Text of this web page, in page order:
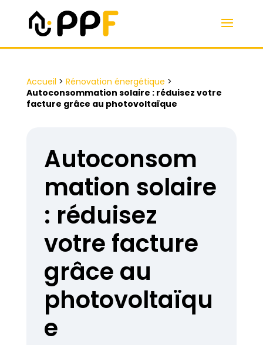
Accueil > Rénovation énergétique >
Autoconsommation solaire : réduisez votre
facture grâce au photovoltaïque
Autoconsom
mation solaire
: réduisez
votre facture
grâce au
photovoltaïqu
e